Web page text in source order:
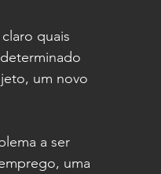
quais
um novo
a ser
uma